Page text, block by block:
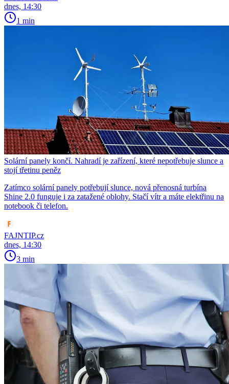
dnes, 14:30
1 min
Solární panely končí. Nahradí je zařízení, které nepotřebuje slunce a
stojí třetinu peněz
Zatímco solární panely potřebují slunce, nová přenosná turbína
Shine 2.0 funguje i za zatažené oblohy. Stačí vítr a máte elektřinu na
notebook či telefon.
FAJNTIP.cz
dnes, 14:30
3 min